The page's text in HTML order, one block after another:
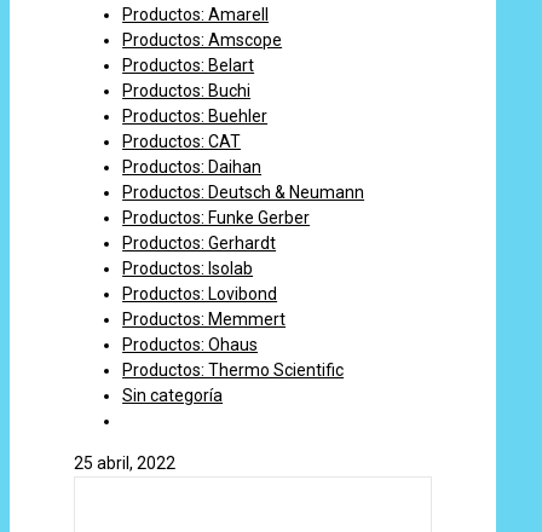
Productos: Amarell
Productos: Amscope
Productos: Belart
Productos: Buchi
Productos: Buehler
Productos: CAT
Productos: Daihan
Productos: Deutsch & Neumann
Productos: Funke Gerber
Productos: Gerhardt
Productos: Isolab
Productos: Lovibond
Productos: Memmert
Productos: Ohaus
Productos: Thermo Scientific
Sin categoría
25 abril, 2022